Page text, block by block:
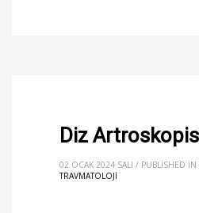
Diz
02 OCAK 2024 SALI / PUBLISHED IN
TRAVMATOLOJI